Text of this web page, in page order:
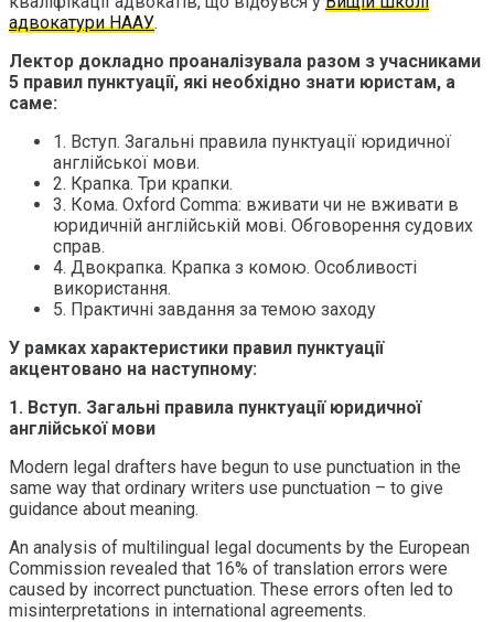
адвокатури НААУ.
Лектор докладно проаналізувала разом з учасниками
5 правил пунктуації, які необхідно знати юристам, а
саме:
1. Вступ. Загальні правила пунктуації юридичної
англійської мови.
2. Крапка. Три крапки.
3. Кома. Oxford Comma: вживати чи не вживати в
юридичній англійській мові. Обговорення судових
справ.
4. Двокрапка. Крапка з комою. Особливості
використання.
5. Практичні завдання за темою заходу
У рамках характеристики правил пунктуації
акцентовано на наступному:
1. Вступ. Загальні правила пунктуації юридичної
англійської мови
Modern legal drafters have begun to use punctuation in the
same way that ordinary writers use punctuation – to give
guidance about meaning.
An analysis of multilingual legal documents by the European
Commission revealed that 16% of translation errors were
caused by incorrect punctuation. These errors often led to
misinterpretations in international agreements.